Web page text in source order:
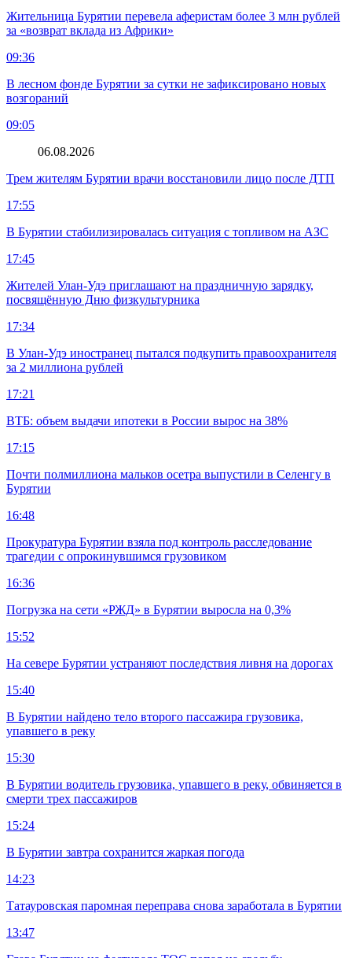
Жительница Бурятии перевела аферистам более 3 млн рублей
за «возврат вклада из Африки»
09:36
В лесном фонде Бурятии за сутки не зафиксировано новых
возгораний
09:05
06.08.2026
Трем жителям Бурятии врачи восстановили лицо после ДТП
17:55
В Бурятии стабилизировалась ситуация с топливом на АЗС
17:45
Жителей Улан-Удэ приглашают на праздничную зарядку,
посвящённую Дню физкультурника
17:34
В Улан-Удэ иностранец пытался подкупить правоохранителя
за 2 миллиона рублей
17:21
ВТБ: объем выдачи ипотеки в России вырос на 38%
17:15
Почти полмиллиона мальков осетра выпустили в Селенгу в
Бурятии
16:48
Прокуратура Бурятии взяла под контроль расследование
трагедии с опрокинувшимся грузовиком
16:36
Погрузка на сети «РЖД» в Бурятии выросла на 0,3%
15:52
На севере Бурятии устраняют последствия ливня на дорогах
15:40
В Бурятии найдено тело второго пассажира грузовика,
упавшего в реку
15:30
В Бурятии водитель грузовика, упавшего в реку, обвиняется в
смерти трех пассажиров
15:24
В Бурятии завтра сохранится жаркая погода
14:23
Татауровская паромная переправа снова заработала в Бурятии
13:47